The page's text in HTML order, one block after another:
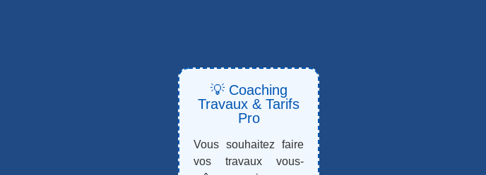
💡 Coaching
Travaux & Tarifs
Pro
Vous souhaitez faire
vos travaux vous-